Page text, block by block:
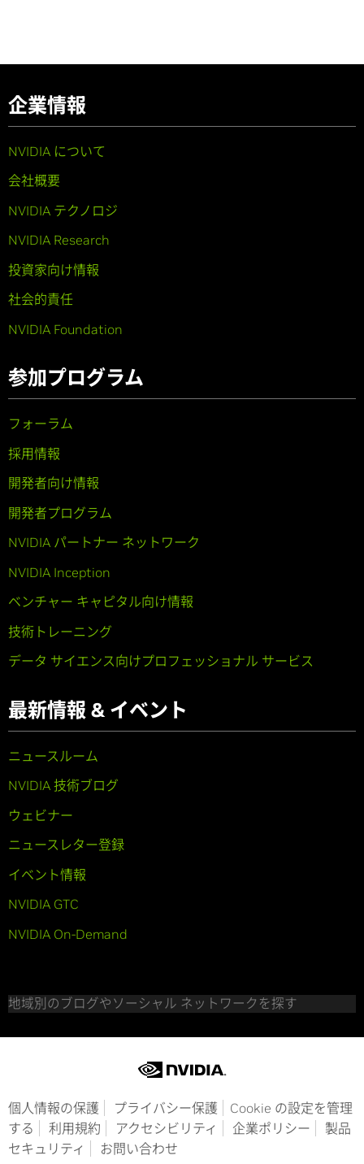
企業情報
NVIDIA について
会社概要
NVIDIA テクノロジ
NVIDIA Research
投資家向け情報
社会的責任
NVIDIA Foundation
参加プログラム
フォーラム
採用情報
開発者向け情報
開発者プログラム
NVIDIA パートナー ネットワーク
NVIDIA Inception
ベンチャー キャピタル向け情報
技術トレーニング
データ サイエンス向けプロフェッショナル サービス
最新情報 & イベント
ニュースルーム
NVIDIA 技術ブログ
ウェビナー
ニュースレター登録
イベント情報
NVIDIA GTC
NVIDIA On-Demand
地域別のブログやソーシャル ネットワークを探す
個人情報の保護 プライバシー保護
Cookie の設定を管理
する
利用規約 アクセシビリティ 企業ポリシー
製品
セキュリティ
お問い合わせ